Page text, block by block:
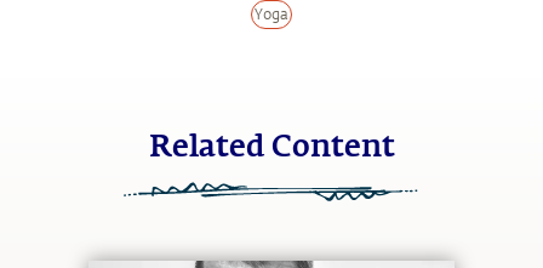
Yoga
Related Content